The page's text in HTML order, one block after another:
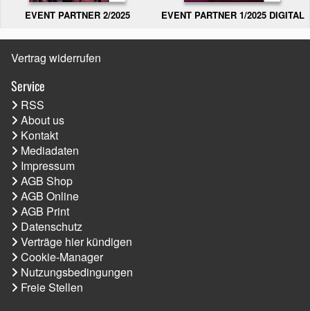
EVENT PARTNER 2/2025 EVENT PARTNER 1/2025 DIGITAL
Vertrag widerrufen
Service
RSS
About us
Kontakt
Mediadaten
Impressum
AGB Shop
AGB Online
AGB Print
Datenschutz
Verträge hier kündigen
Cookie-Manager
Nutzungsbedingungen
Freie Stellen